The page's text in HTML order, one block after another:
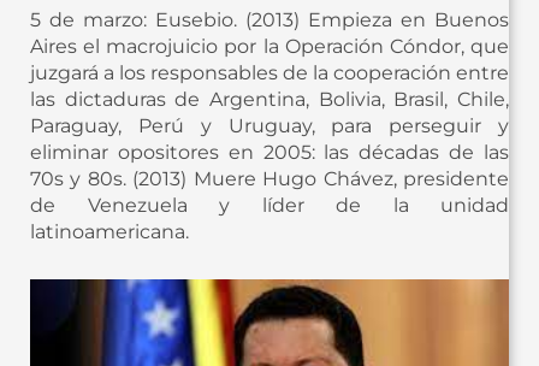
5 de marzo: Eusebio. (2013) Empieza en Buenos
Aires el macrojuicio por la Operación Cóndor, que
juzgará a los responsables de la cooperación entre
las dictaduras de Argentina, Bolivia, Brasil, Chile,
Paraguay, Perú y Uruguay, para perseguir y
eliminar opositores en 2005: las décadas de las
70s y 80s. (2013) Muere Hugo Chávez, presidente
de Venezuela y líder de la unidad
latinoamericana.